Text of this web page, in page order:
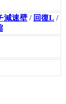
減速壁 / 回復L /